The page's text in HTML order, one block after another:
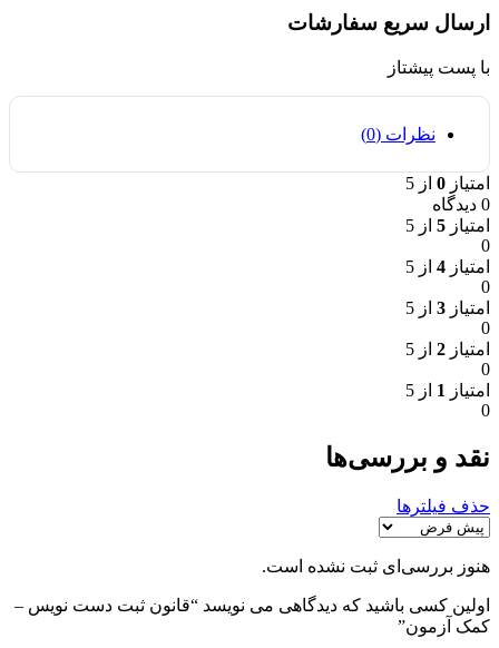
ارسال سریع سفارشات
با پست پیشتاز
نظرات (0)
امتیاز 0 از 5
0 دیدگاه
امتیاز 5 از 5
0
امتیاز 4 از 5
0
امتیاز 3 از 5
0
امتیاز 2 از 5
0
امتیاز 1 از 5
0
نقد و بررسی‌ها
حذف فیلترها
هنوز بررسی‌ای ثبت نشده است.
اولین کسی باشید که دیدگاهی می نویسد “قانون ثبت دست نویس –
کمک آزمون”